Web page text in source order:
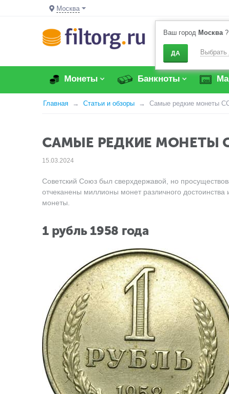
Москва
Ваш город Москва?
ДА Выбрать
Монеты Банкноты
Главная Статьи и обзоры Самые редкие монеты
САМЫЕ РЕДКИЕ МОНЕТЫ
15.03.2024
Советский Союз был сверхдержавой, но
отчеканены миллионы монет различного
монеты.
1 рубль 1958 года